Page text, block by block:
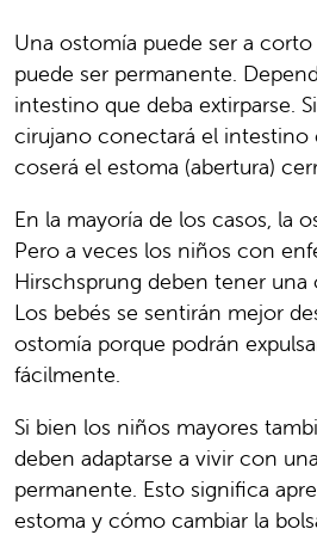
Una ostomía puede ser a
puede ser permanente.
intestino que deba extirparse.
cirujano conectará el
coserá el estoma (abertura)
En la mayoría de los casos, la
Pero a veces los niños con
Hirschsprung deben tener
Los bebés se sentirán mejor
ostomía porque podrán
fácilmente.
Si bien los niños mayores
deben adaptarse a vivir con
permanente. Esto significa
estoma y cómo cambiar la